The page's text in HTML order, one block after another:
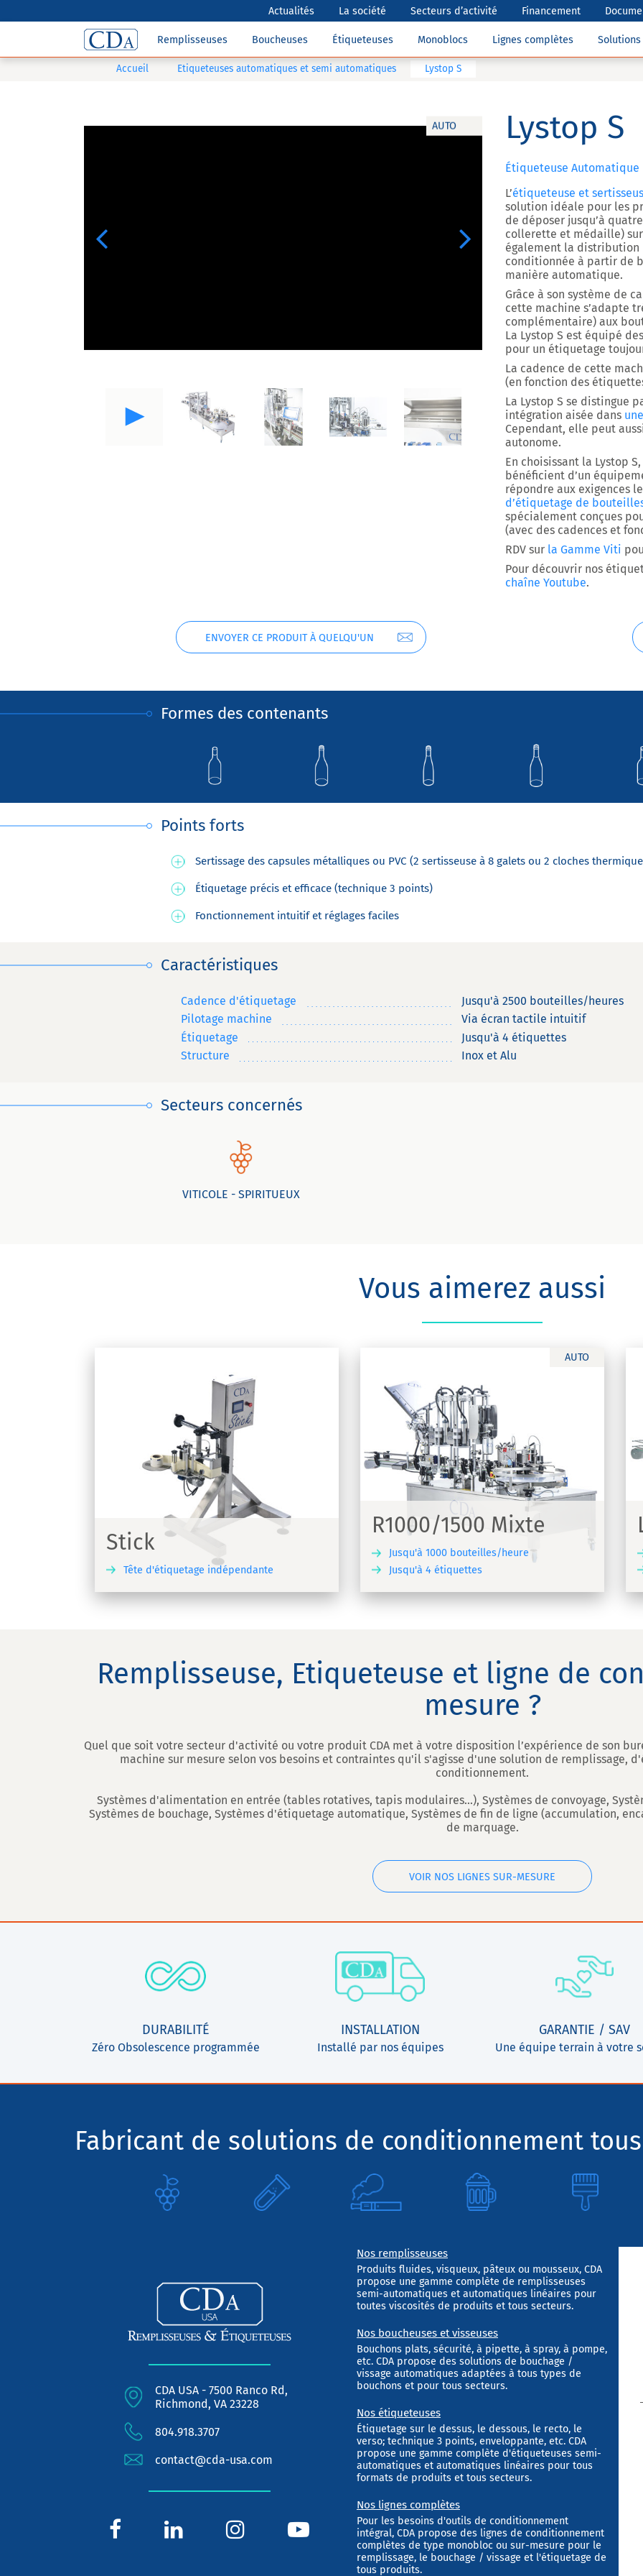
Actualités La société Secteurs d’activité Financement
Remplisseuses Boucheuses Étiqueteuses Monoblocs Lignes complètes
Accueil Etiqueteuses automatiques et semi automatiques Lystop S
AUTO
Previous Next
Lystop S
Étiqueteuse
L’étiqueteuse et
solution idéale pour les
de déposer jusqu’à
collerette et médaille)
également la distribution
conditionnée à partir de
manière automatique.
Grâce à son système de
cette machine s’adapte
complémentaire) aux
La Lystop S est équipé
pour un étiquetage
La cadence de cette
(en fonction des
La Lystop S se distingue
intégration aisée dans
Cependant, elle peut
autonome.
En choisissant la Lystop
bénéficient d’un
répondre aux exigences
d’étiquetage de
spécialement conçues
(avec des cadences et
RDV sur la Gamme Viti
Pour découvrir nos
chaîne Youtube.
ENVOYER CE PRODUIT À QUELQU'UN
Formes des contenants
Points forts
Sertissage des capsules métalliques ou PVC (2 sertisseuse à 8 galets ou 2 cloches
Étiquetage précis et efficace (technique 3 points)
Fonctionnement intuitif et réglages faciles
Caractéristiques
Cadence d'étiquetage
Jusqu'à 2500 bouteilles/heures
Pilotage machine
Via écran tactile intuitif
Étiquetage
Jusqu'à 4 étiquettes
Structure
Inox et Alu
Secteurs concernés
VITICOLE - SPIRITUEUX
Vous aimerez aussi
Stick
Tête d'étiquetage indépendante
AUTO
R1000/1500 Mixte
Jusqu'à 1000 bouteilles/heure
Jusqu'à 4 étiquettes
R1000/1500 Mixte
R1000/1500 Mixte | Machine d'étiquetage
viticole pour étiquettes adhésives
Léa
Machine d'étiquetage et de sertissage
automatique viticole
Remplisseuse, Etiqueteuse et ligne de
mesure ?
Quel que soit votre secteur d'activité ou votre produit CDA met à votre disposition l’expérience de son
machine sur mesure selon vos besoins et contraintes qu'il s'agisse d'une solution de remplissage,
conditionnement.
Systèmes d'alimentation en entrée (tables rotatives, tapis modulaires...), Systèmes de convoyage,
Systèmes de bouchage, Systèmes d'étiquetage automatique, Systèmes de fin de ligne (accumulation,
de marquage.
VOIR NOS LIGNES SUR-MESURE
DURABILITÉ
Zéro Obsolescence programmée
INSTALLATION
Installé par nos équipes
GARANTIE / SAV
Une équipe terrain à votre
Fabricant de solutions de conditionnement
CDA USA - 7500 Ranco Rd,
Richmond, VA 23228
804.918.3707
contact@cda-usa.com
Nos remplisseuses
Produits fluides, visqueux, pâteux ou mousseux, CDA
propose une gamme complète de remplisseuses
semi-automatiques et automatiques linéaires pour
toutes viscosités de produits et tous secteurs.
Nos boucheuses et visseuses
Bouchons plats, sécurité, à pipette, à spray, à pompe,
etc. CDA propose des solutions de bouchage /
vissage automatiques adaptées à tous types de
bouchons et pour tous secteurs.
Nos étiqueteuses
Étiquetage sur le dessus, le dessous, le recto, le
verso; technique 3 points, enveloppante, etc. CDA
propose une gamme complète d'étiqueteuses semi-
automatiques et automatiques linéaires pour tous
formats de produits et tous secteurs.
Nos lignes complètes
Pour les besoins d'outils de conditionnement
intégral, CDA propose des lignes de conditionnement
complètes de type monobloc ou sur-mesure pour le
remplissage, le bouchage / vissage et l'étiquetage de
tous produits.